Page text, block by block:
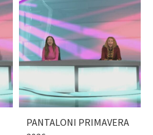
PANTALONI PRIMAVERA